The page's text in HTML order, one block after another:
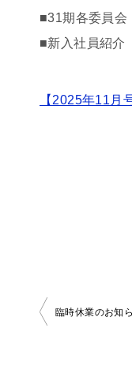
■31期各委員会
■新入社員紹介
【2025年11月
投
臨時休業のお知